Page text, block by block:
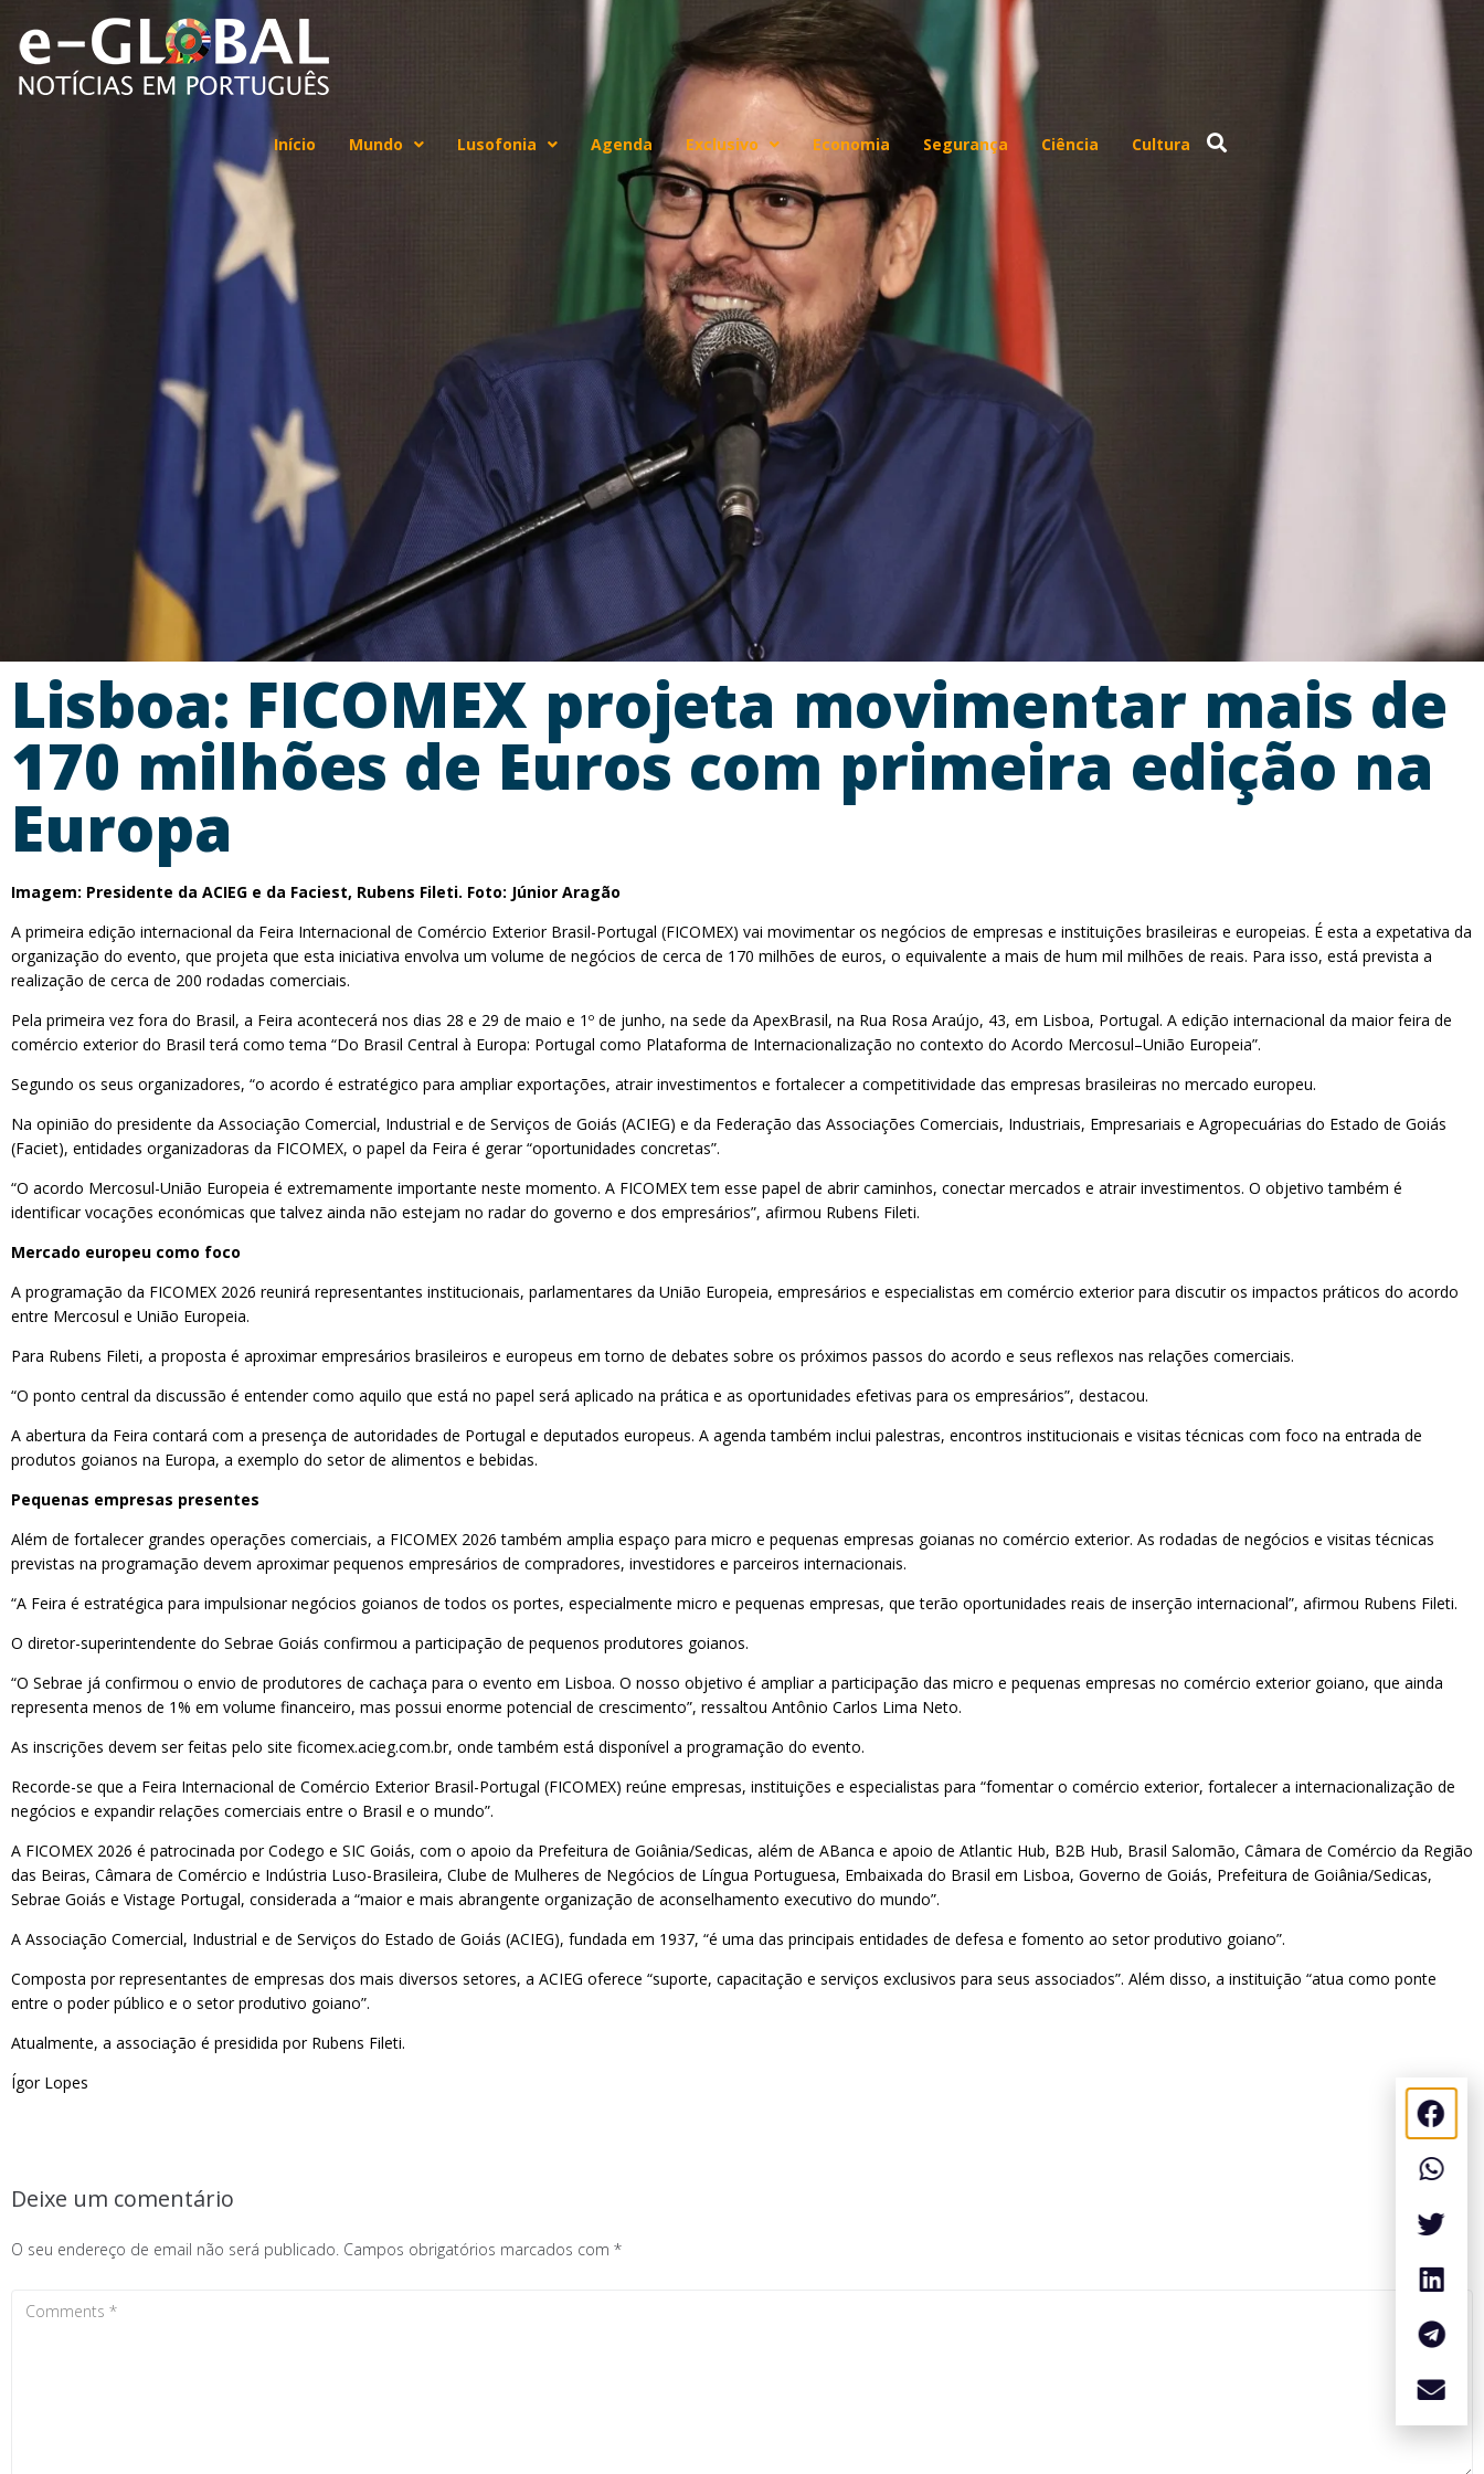
Início Mundo Lusofonia Agenda Exclusivo Economia Segurança Ciência Cultura
Lisboa: FICOMEX projeta movimentar mais de
170 milhões de Euros com primeira edição na
Europa
Imagem: Presidente da ACIEG e da Faciest, Rubens Fileti. Foto: Júnior Aragão
A primeira edição internacional da Feira Internacional de Comércio Exterior Brasil-Portugal (FICOMEX) vai movimentar os negócios de empresas e instituições brasileiras e europeias. É esta a expetativa da
organização do evento, que projeta que esta iniciativa envolva um volume de negócios de cerca de 170 milhões de euros, o equivalente a mais de hum mil milhões de reais. Para isso, está prevista a
realização de cerca de 200 rodadas comerciais.
Pela primeira vez fora do Brasil, a Feira acontecerá nos dias 28 e 29 de maio e 1º de junho, na sede da ApexBrasil, na Rua Rosa Araújo, 43, em Lisboa, Portugal. A edição internacional da maior feira de
comércio exterior do Brasil terá como tema “Do Brasil Central à Europa: Portugal como Plataforma de Internacionalização no contexto do Acordo Mercosul–União Europeia”.
Segundo os seus organizadores, “o acordo é estratégico para ampliar exportações, atrair investimentos e fortalecer a competitividade das empresas brasileiras no mercado europeu.
Na opinião do presidente da Associação Comercial, Industrial e de Serviços de Goiás (ACIEG) e da Federação das Associações Comerciais, Industriais, Empresariais e Agropecuárias do Estado de Goiás
(Faciet), entidades organizadoras da FICOMEX, o papel da Feira é gerar “oportunidades concretas”.
“O acordo Mercosul-União Europeia é extremamente importante neste momento. A FICOMEX tem esse papel de abrir caminhos, conectar mercados e atrair investimentos. O objetivo também é
identificar vocações económicas que talvez ainda não estejam no radar do governo e dos empresários”, afirmou Rubens Fileti.
Mercado europeu como foco
A programação da FICOMEX 2026 reunirá representantes institucionais, parlamentares da União Europeia, empresários e especialistas em comércio exterior para discutir os impactos práticos do acordo
entre Mercosul e União Europeia.
Para Rubens Fileti, a proposta é aproximar empresários brasileiros e europeus em torno de debates sobre os próximos passos do acordo e seus reflexos nas relações comerciais.
“O ponto central da discussão é entender como aquilo que está no papel será aplicado na prática e as oportunidades efetivas para os empresários”, destacou.
A abertura da Feira contará com a presença de autoridades de Portugal e deputados europeus. A agenda também inclui palestras, encontros institucionais e visitas técnicas com foco na entrada de
produtos goianos na Europa, a exemplo do setor de alimentos e bebidas.
Pequenas empresas presentes
Além de fortalecer grandes operações comerciais, a FICOMEX 2026 também amplia espaço para micro e pequenas empresas goianas no comércio exterior. As rodadas de negócios e visitas técnicas
previstas na programação devem aproximar pequenos empresários de compradores, investidores e parceiros internacionais.
“A Feira é estratégica para impulsionar negócios goianos de todos os portes, especialmente micro e pequenas empresas, que terão oportunidades reais de inserção internacional”, afirmou Rubens Fileti.
O diretor-superintendente do Sebrae Goiás confirmou a participação de pequenos produtores goianos.
“O Sebrae já confirmou o envio de produtores de cachaça para o evento em Lisboa. O nosso objetivo é ampliar a participação das micro e pequenas empresas no comércio exterior goiano, que ainda
representa menos de 1% em volume financeiro, mas possui enorme potencial de crescimento”, ressaltou Antônio Carlos Lima Neto.
As inscrições devem ser feitas pelo site ficomex.acieg.com.br, onde também está disponível a programação do evento.
Recorde-se que a Feira Internacional de Comércio Exterior Brasil-Portugal (FICOMEX) reúne empresas, instituições e especialistas para “fomentar o comércio exterior, fortalecer a internacionalização de
negócios e expandir relações comerciais entre o Brasil e o mundo”.
A FICOMEX 2026 é patrocinada por Codego e SIC Goiás, com o apoio da Prefeitura de Goiânia/Sedicas, além de ABanca e apoio de Atlantic Hub, B2B Hub, Brasil Salomão, Câmara de Comércio da Região
das Beiras, Câmara de Comércio e Indústria Luso-Brasileira, Clube de Mulheres de Negócios de Língua Portuguesa, Embaixada do Brasil em Lisboa, Governo de Goiás, Prefeitura de Goiânia/Sedicas,
Sebrae Goiás e Vistage Portugal, considerada a “maior e mais abrangente organização de aconselhamento executivo do mundo”.
A Associação Comercial, Industrial e de Serviços do Estado de Goiás (ACIEG), fundada em 1937, “é uma das principais entidades de defesa e fomento ao setor produtivo goiano”.
Composta por representantes de empresas dos mais diversos setores, a ACIEG oferece “suporte, capacitação e serviços exclusivos para seus associados”. Além disso, a instituição “atua como ponte
entre o poder público e o setor produtivo goiano”.
Atualmente, a associação é presidida por Rubens Fileti.
Ígor Lopes
Deixe um comentário
O seu endereço de email não será publicado. Campos obrigatórios marcados com *